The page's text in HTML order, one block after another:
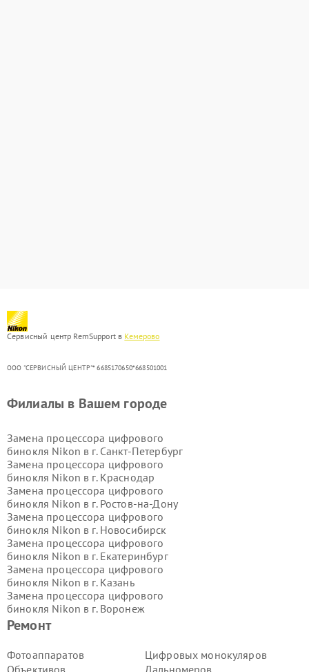
Сервисный центр RemSupport в Кемерово
ООО "СЕРВИСНЫЙ ЦЕНТР"* 6685170650*668501001
Ремонт
Фотоаппаратов
Объективов
Цифровых монокуляров
Дальномеров
Филиалы в Вашем городе
Замена процессора цифрового
бинокля Nikon в г. Санкт-Петербург
Замена процессора цифрового
бинокля Nikon в г. Краснодар
Замена процессора цифрового
бинокля Nikon в г. Ростов-на-Дону
Замена процессора цифрового
бинокля Nikon в г. Новосибирск
Замена процессора цифрового
бинокля Nikon в г. Екатеринбург
Замена процессора цифрового
бинокля Nikon в г. Казань
Замена процессора цифрового
бинокля Nikon в г. Воронеж
Замена процессора цифрового
Замена процессора цифрового
бинокля Nikon в г.